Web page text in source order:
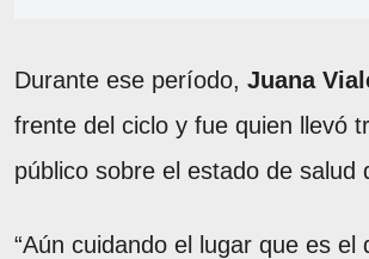
Durante ese período, Juana
frente del ciclo y fue quien llevó
público sobre el estado de salud
“Aún cuidando el lugar que es el